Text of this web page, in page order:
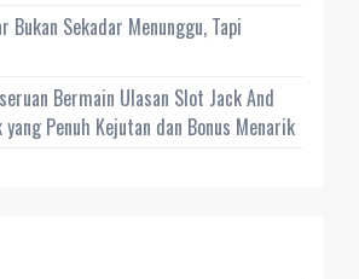
Bukan Sekadar Menunggu, Tapi
Bermain Ulasan Slot Jack And
Penuh Kejutan dan Bonus Menarik